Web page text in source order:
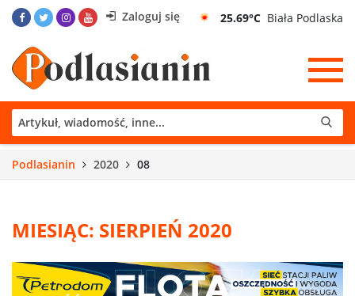
Zaloguj się 25.69°C Biała Podlaska
Podlasianin 2020 08
MIESIĄC: SIERPIEŃ 2020